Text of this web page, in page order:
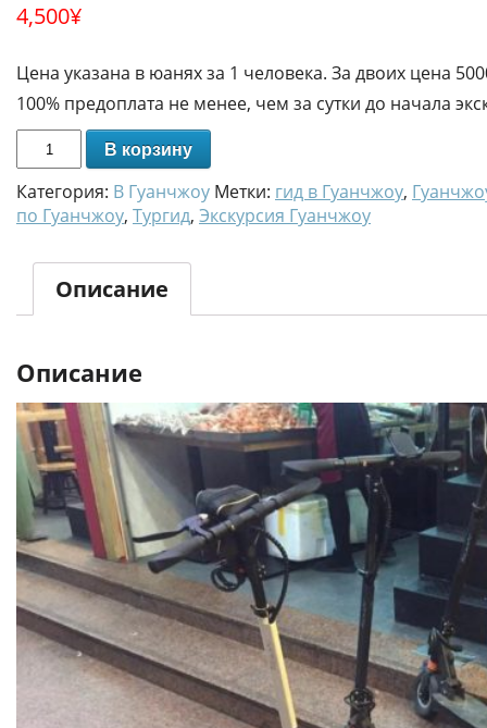
4,500¥
Цена указана в юанях за 1 человека. За двоих цена
100% предоплата не менее, чем за сутки до начала
В корзину
Категория: В Гуанчжоу Метки: гид в Гуанчжоу,
по Гуанчжоу, Тургид, Экскурсия Гуанчжоу
Описание
Описание